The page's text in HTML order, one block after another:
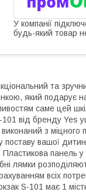
У компанії
будь-який товар
та
який подарує
саме цей
від бренду Yes
з міцного
вашої
панель
лямки
всіх
S-101 має 1